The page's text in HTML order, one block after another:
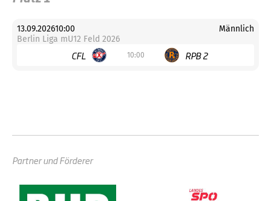
13.09.202610:00
Männlich
Berlin Liga mU12 Feld 2026
CFL 10:00 RPB 2
Partner und Förderer